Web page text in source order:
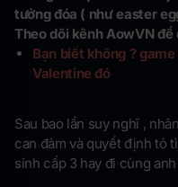
tưởng đóa ( như easter
Theo dõi kênh AowVN để
Bạn biết không ?
Valentine đó
Sau bao lần suy nghĩ ,
can đảm và quyết định tỏ
sinh cấp 3 hay đi cùng